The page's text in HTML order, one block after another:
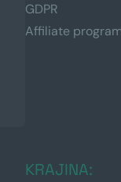
GDPR
Affiliate program
KRAJINA: